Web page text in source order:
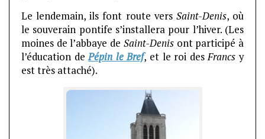
Le lendemain, ils font route vers Saint-Denis, où
le souverain pontife s’installera pour l’hiver. (Les
moines de l’abbaye de Saint-Denisont participé à
l’éducation dePépin le Bref, et le roi desFrancs y
est très attaché).